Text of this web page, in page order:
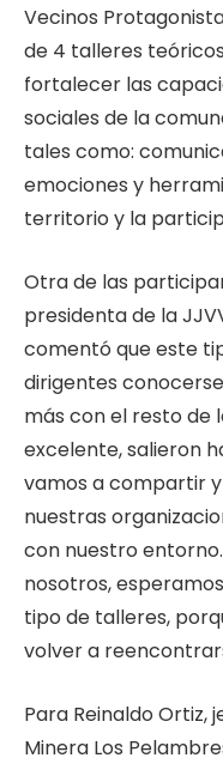
Vecinos
de 4 talleres
fortalecer las
sociales de la
tales como:
emociones y
territorio y la
Otra de las
presidenta de la
comentó que este
dirigentes
más con el resto de
excelente, salieron
vamos a compartir
nuestras
con nuestro
nosotros,
tipo de talleres,
volver a
Para Reinaldo Ortiz,
Minera Los